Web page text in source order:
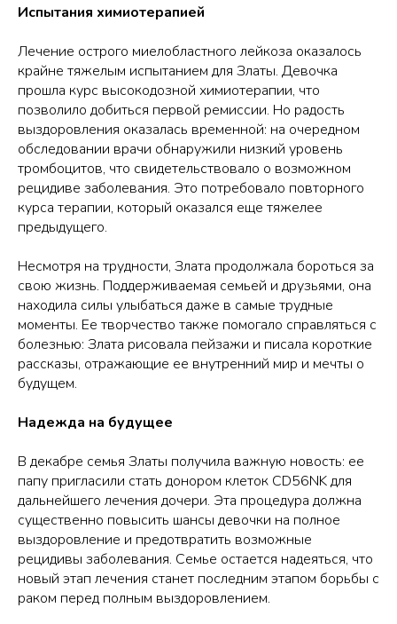
Испытания химиотерапией
Лечение острого миелобластного лейкоза оказалось
крайне тяжелым испытанием для Златы. Девочка
прошла курс высокодозной химиотерапии, что
позволило добиться первой ремиссии. Но радость
выздоровления оказалась временной: на очередном
обследовании врачи обнаружили низкий уровень
тромбоцитов, что свидетельствовало о возможном
рецидиве заболевания. Это потребовало повторного
курса терапии, который оказался еще тяжелее
предыдущего.
Несмотря на трудности, Злата продолжала бороться за
свою жизнь. Поддерживаемая семьей и друзьями, она
находила силы улыбаться даже в самые трудные
моменты. Ее творчество также помогало справляться с
болезнью: Злата рисовала пейзажи и писала короткие
рассказы, отражающие ее внутренний мир и мечты о
будущем.
Надежда на будущее
В декабре семья Златы получила важную новость: ее
папу пригласили стать донором клеток CD56NK для
дальнейшего лечения дочери. Эта процедура должна
существенно повысить шансы девочки на полное
выздоровление и предотвратить возможные
рецидивы заболевания. Семье остается надеяться, что
новый этап лечения станет последним этапом борьбы с
раком перед полным выздоровлением.